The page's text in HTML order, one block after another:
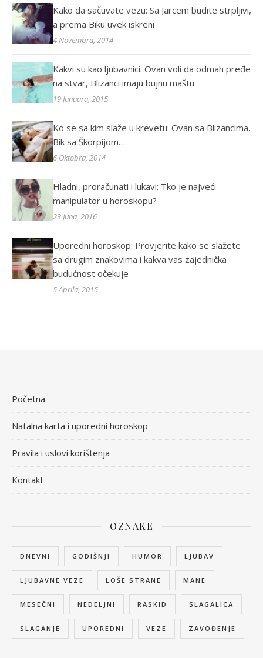
Kako da sačuvate vezu: Sa Jarcem budite strpljivi,
a prema Biku uvek iskreni
4 Novembra, 2014
Kakvi su kao ljubavnici: Ovan voli da odmah pređe
na stvar, Blizanci imaju bujnu maštu
19 Januara, 2015
Ko se sa kim slaže u krevetu: Ovan sa Blizancima,
Bik sa Škorpijom…
6 Oktobra, 2014
Hladni, proračunati i lukavi: Tko je najveći
manipulator u horoskopu?
23 Juna, 2016
Uporedni horoskop: Provjerite kako se slažete
sa drugim znakovima i kakva vas zajednička
budućnost očekuje
5 Aprila, 2015
Početna
Natalna karta i uporedni horoskop
Pravila i uslovi korištenja
Kontakt
OZNAKE
DNEVNI GODIŠNJI HUMOR LJUBAV
LJUBAVNE VEZE LOŠE STRANE MANE
MESEČNI NEDELJNI RASKID SLAGALICA
SLAGANJE UPOREDNI VEZE ZAVOĐENJE